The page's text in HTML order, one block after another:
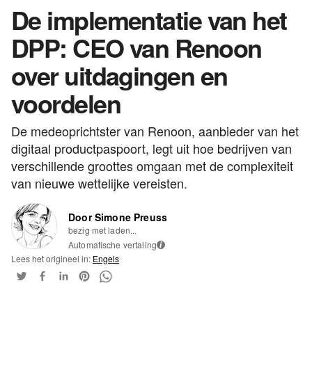
De implementatie van het
DPP: CEO van Renoon
over uitdagingen en
voordelen
De medeoprichtster van Renoon, aanbieder van het
digitaal productpaspoort, legt uit hoe bedrijven van
verschillende groottes omgaan met de complexiteit
van nieuwe wettelijke vereisten.
Door Simone Preuss
bezig met laden...
Automatische vertaling i
Lees het origineel in: Engels